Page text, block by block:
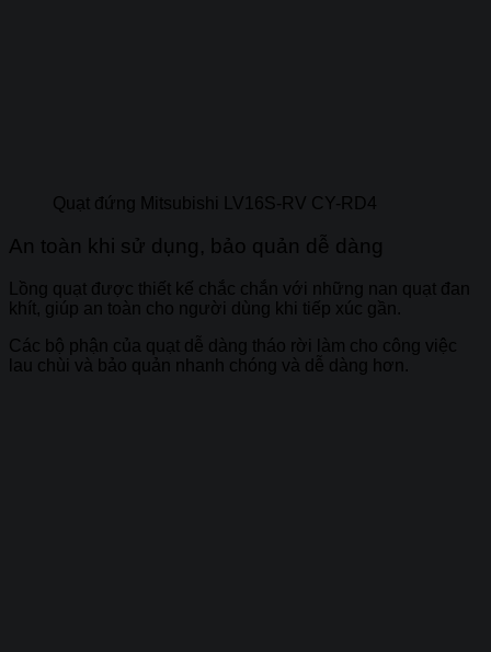
Quạt đứng Mitsubishi LV16S-RV CY-RD4
An toàn khi sử dụng, bảo quản dễ dàng
Lồng quạt được thiết kế chắc chắn với những nan quạt đan
khít, giúp an toàn cho người dùng khi tiếp xúc gần.
Các bộ phận của quạt dễ dàng tháo rời làm cho công việc
lau chùi và bảo quản nhanh chóng và dễ dàng hơn.